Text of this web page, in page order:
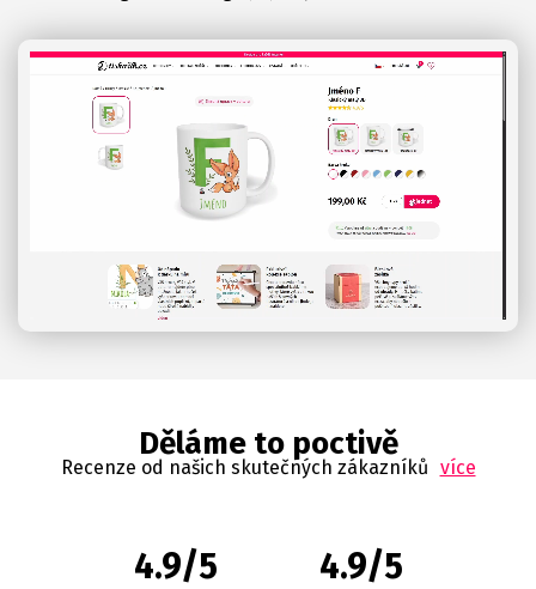
Děláme to poctivě
Recenze od našich skutečných zákazníků více
4.9/5 4.9/5